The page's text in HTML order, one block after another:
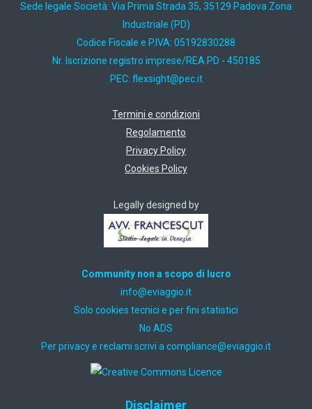
Sede legale Società: Via Prima Strada 35, 35129 Padova Zona
Industriale (PD)
Codice Fiscale e P.IVA: 05192830288
Nr. Iscrizione registro imprese/REA PD - 450185
PEC: ti.cep@thgisxelf
Termini e condizioni
Regolamento
Privacy Policy
Cookies Policy
Legally designed by
Community non a scopo di lucro
ti.oiggaive@ofni
Solo cookies tecnici e per fini statistici
No ADS
Per privacy e reclami scrivi a ti.oiggaive@ecnailpmoc
Disclaimer